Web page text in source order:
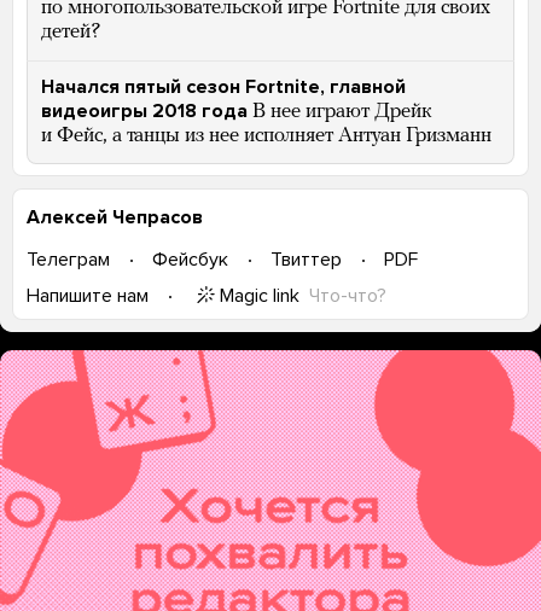
по многопользовательской игре Fortnite для своих
детей?
Начался пятый сезон Fortnite, главной
видеоигры 2018 года В нее играют Дрейк
и Фейс, а танцы из нее исполняет Антуан Гризманн
Алексей Чепрасов
Телеграм
Фейсбук Твиттер
PDF
Напишите нам
Magic link Что-что?